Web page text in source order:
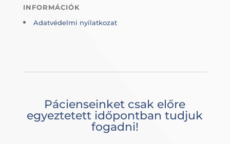
INFORMÁCIÓK
Adatvédelmi nyilatkozat
Pácienseinket csak előre
egyeztetett időpontban tudjuk
fogadni!